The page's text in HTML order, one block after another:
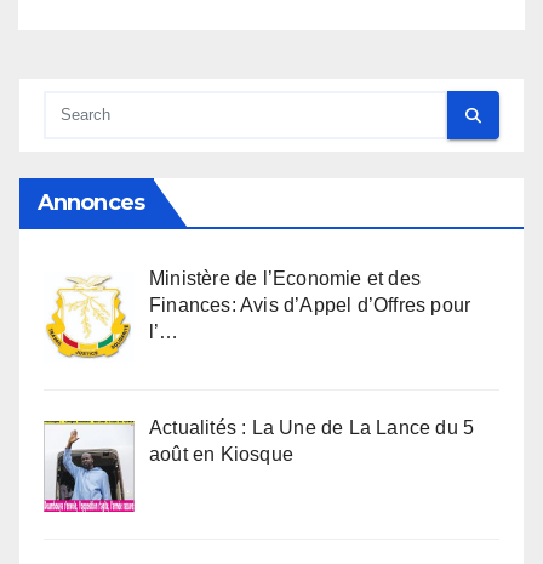
Annonces
Ministère de l’Economie et des
Finances: Avis d’Appel d’Offres pour
l’…
Actualités : La Une de La Lance du 5
août en Kiosque